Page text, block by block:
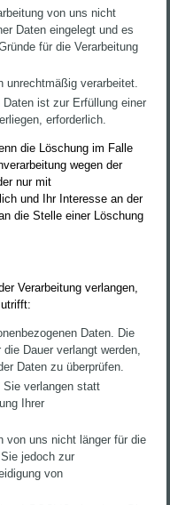
von uns nicht
Daten eingelegt und es
für die Verarbeitung
unrechtmäßig verarbeitet.
Daten ist zur Erfüllung einer
erforderlich.
die Löschung im Falle
wegen der
nur mit
und Ihr Interesse an der
die Stelle einer Löschung
Verarbeitung verlangen,
Daten. Die
Dauer verlangt werden,
Daten zu überprüfen.
Sie verlangen statt
Ihrer
von uns nicht länger für die
jedoch zur
von